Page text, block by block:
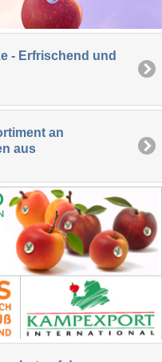
- Erfrischend und
an
aus